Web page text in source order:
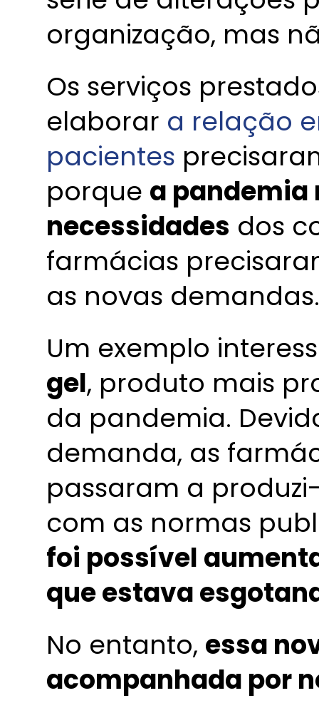
organização, mas
Os serviços
elaborar a relação
pacientes
porque a pandemia
necessidades dos
farmácias
as novas demandas.
Um exemplo
gel, produto mais
da pandemia.
demanda, as
passaram a
com as normas
foi possível
que estava
No entanto, essa
acompanhada por